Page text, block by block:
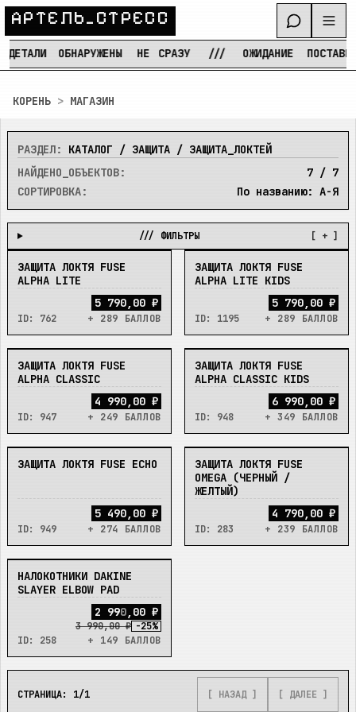
АРТЕЛЬ_СТРЕСС
ДЕТАЛИ ОБНАРУЖЕНЫ НЕ СРАЗУ /// ОЖИДАНИЕ ПОСТАВКИ
КОРЕНЬ > МАГАЗИН
РАЗДЕЛ:
КАТАЛОГ / ЗАЩИТА / ЗАЩИТА_ЛОКТЕЙ
НАЙДЕНО_ОБЪЕКТОВ:
7 / 7
СОРТИРОВКА:
По названию: А-Я
/// ФИЛЬТРЫ [ + ]
В_НАЛИЧИИ
ЗАЩИТА ЛОКТЯ FUSE
ALPHA LITE
ID: 762
5 790,00 ₽
+ 289 БАЛЛОВ
В_НАЛИЧИИ
ЗАЩИТА ЛОКТЯ FUSE
ALPHA LITE KIDS
ID: 1195
5 790,00 ₽
+ 289 БАЛЛОВ
НЕТ
ЗАЩИТА ЛОКТЯ FUSE
ALPHA CLASSIC
ID: 947
4 990,00 ₽
+ 249 БАЛЛОВ
НЕТ
ЗАЩИТА ЛОКТЯ FUSE
ALPHA CLASSIC KIDS
ID: 948
6 990,00 ₽
+ 349 БАЛЛОВ
НЕТ
ЗАЩИТА ЛОКТЯ FUSE ECHO
ID: 949
5 490,00 ₽
+ 274 БАЛЛОВ
НЕТ
ЗАЩИТА ЛОКТЯ FUSE
OMEGA (ЧЕРНЫЙ /
ЖЕЛТЫЙ)
ID: 283
4 790,00 ₽
+ 239 БАЛЛОВ
НЕТ
НАЛОКОТНИКИ DAKINE
SLAYER ELBOW PAD
ID: 258
2 990,00 ₽
3 990,00 ₽ -25%
+ 149 БАЛЛОВ
СТРАНИЦА: 1/1 [ НАЗАД ] [ ДАЛЕЕ ]